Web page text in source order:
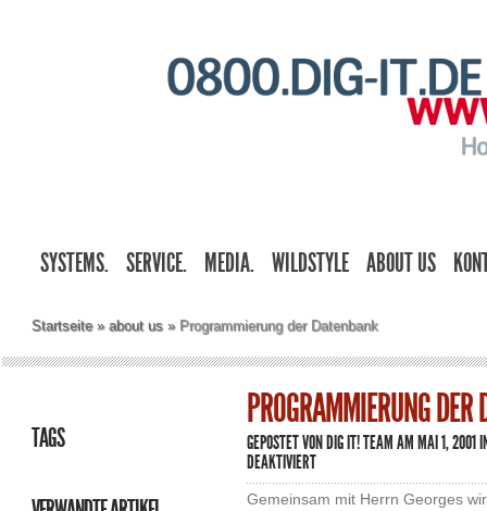
SYSTEMS. SERVICE. MEDIA. WILDSTYLE ABOUT US
Startseite » about us »Programmierung der Datenbank
TAGS
PROGRAMMIERUNG
GEPOSTET VONDIG IT! TEAMAM MAI 1, 2001
DEAKTIVIERTFÜR
PROGRAMMIERUNG
DER
Gemeinsam mit Herrn Georges